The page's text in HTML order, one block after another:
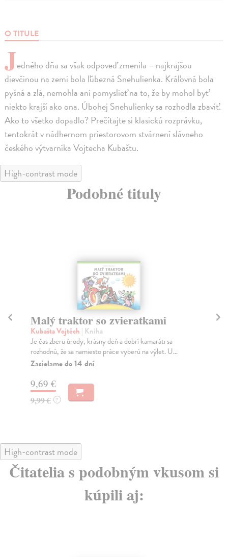
O TITULE
Jedného dňa sa však odpoveď zmenila – najkrajšou
dievčinou na zemi bola ľúbezná Snehulienka. Kráľovná bola
pyšná a zlá, nemohla ani pomyslieť na to, že by mohol byť
niekto krajší ako ona. Úbohej Snehulienky sa rozhodla zbaviť.
Ako to všetko dopadlo? Prečítajte si klasickú rozprávku,
tentokrát v nádhernom priestorovom stvárnení slávneho
českého výtvarníka Vojtecha Kubaštu.
High-contrast mode
Podobné tituly
Malý traktor so zvieratkami
Kubašta Vojtěch | Kniha
Je čas zberu úrody, krásny deň a dobrí kamaráti sa
rozhodnú, že sa namiesto práce vyberú na výlet. U...
Zasielame do 14 dní
9,69 €
9,99 € ?
High-contrast mode
Čitatelia s podobným vkusom si
kúpili aj: